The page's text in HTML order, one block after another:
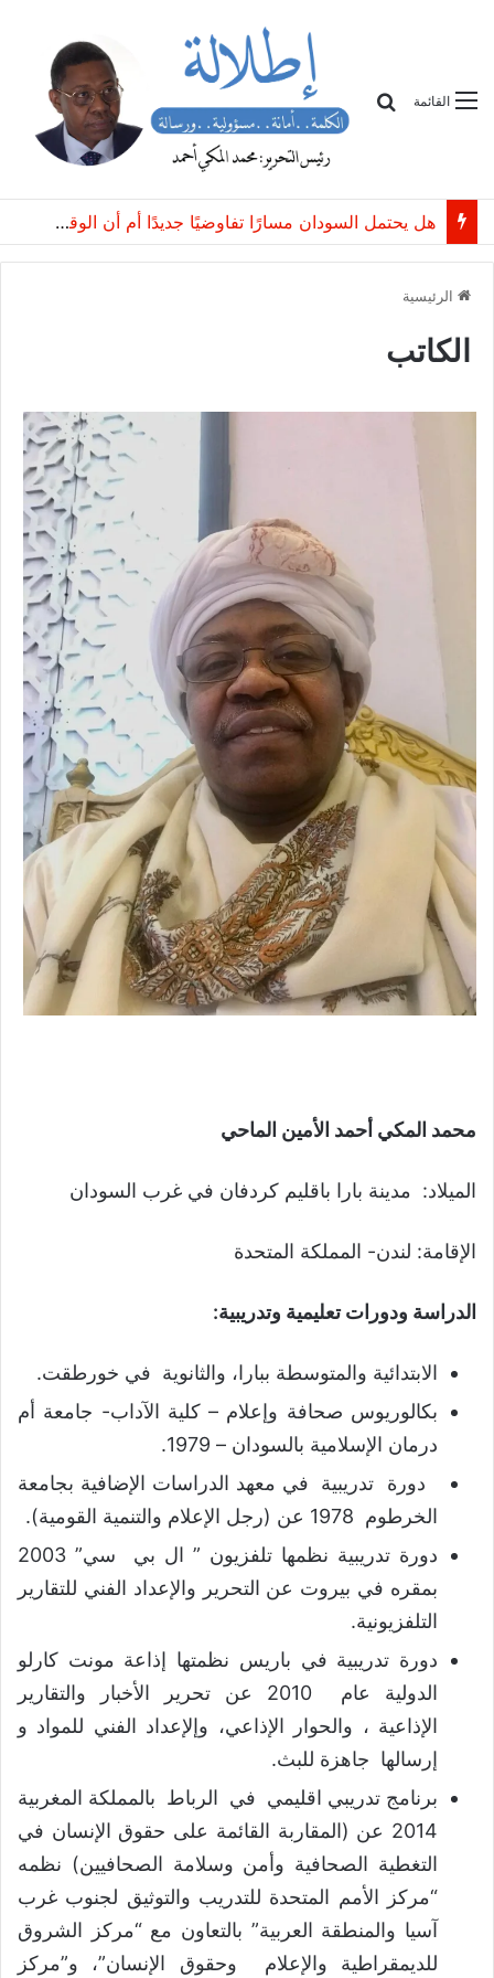
القائمة
هل يحتمل السودان مسارًا تفاوضيًا جديدًا أم أن الوقت قد حان لإنهاء الحرب؟
الرئيسية
الكاتب
محمد المكي أحمد الأمين الماحي
الميلاد: مدينة بارا باقليم كردفان في غرب السودان
الإقامة: لندن- المملكة المتحدة
الدراسة ودورات تعليمية وتدريبية:
الابتدائية والمتوسطة ببارا، والثانوية في خورطقت.
بكالوريوس صحافة وإعلام – كلية الآداب- جامعة أم
درمان الإسلامية بالسودان – 1979.
دورة تدريبية في معهد الدراسات الإضافية بجامعة
الخرطوم 1978 عن (رجل الإعلام والتنمية القومية).
دورة تدريبية نظمها تلفزيون ” ال بي سي” 2003
بمقره في بيروت عن التحرير والإعداد الفني للتقارير
التلفزيونية.
دورة تدريبية في باريس نظمتها إذاعة مونت كارلو
الدولية عام 2010 عن تحرير الأخبار والتقارير
الإذاعية ، والحوار الإذاعي، وإلإعداد الفني للمواد و
إرسالها جاهزة للبث.
برنامج تدريبي اقليمي في الرباط بالمملكة المغربية
2014 عن (المقاربة القائمة على حقوق الإنسان في
التغطية الصحافية وأمن وسلامة الصحافيين) نظمه
“مركز الأمم المتحدة للتدريب والتوثيق لجنوب غرب
آسيا والمنطقة العربية” بالتعاون مع “مركز الشروق
للديمقراطية والإعلام وحقوق الإنسان”، و”مركز